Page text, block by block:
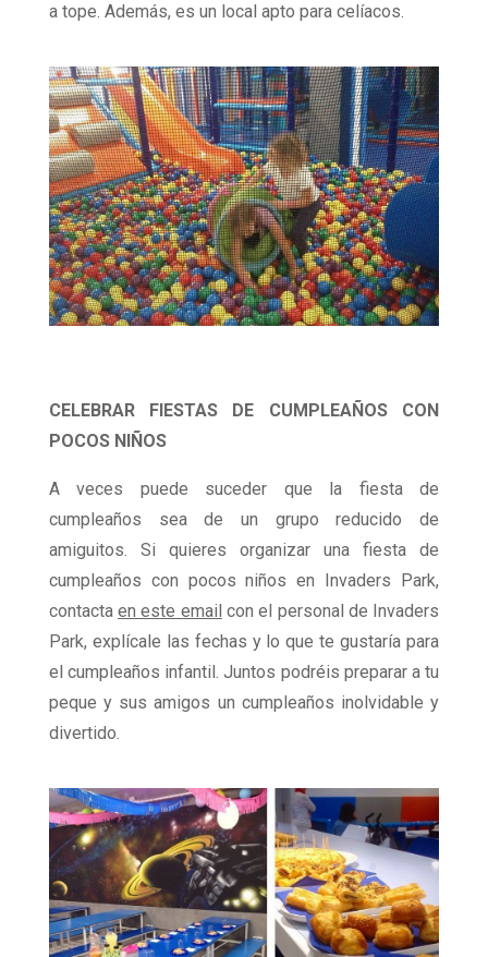
a tope. Además, es un local apto para celíacos.
CELEBRAR FIESTAS DE CUMPLEAÑOS CON
POCOS NIÑOS
A veces puede suceder que la fiesta de
cumpleaños sea de un grupo reducido de
amiguitos. Si quieres organizar una fiesta de
cumpleaños con pocos niños en Invaders Park,
contactaen este email con el personal de Invaders
Park, explícale las fechas y lo que te gustaría para
el cumpleaños infantil. Juntos podréis preparar a tu
peque y sus amigos un cumpleaños inolvidable y
divertido.